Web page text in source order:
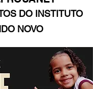
DO INSTITUTO
NOVO